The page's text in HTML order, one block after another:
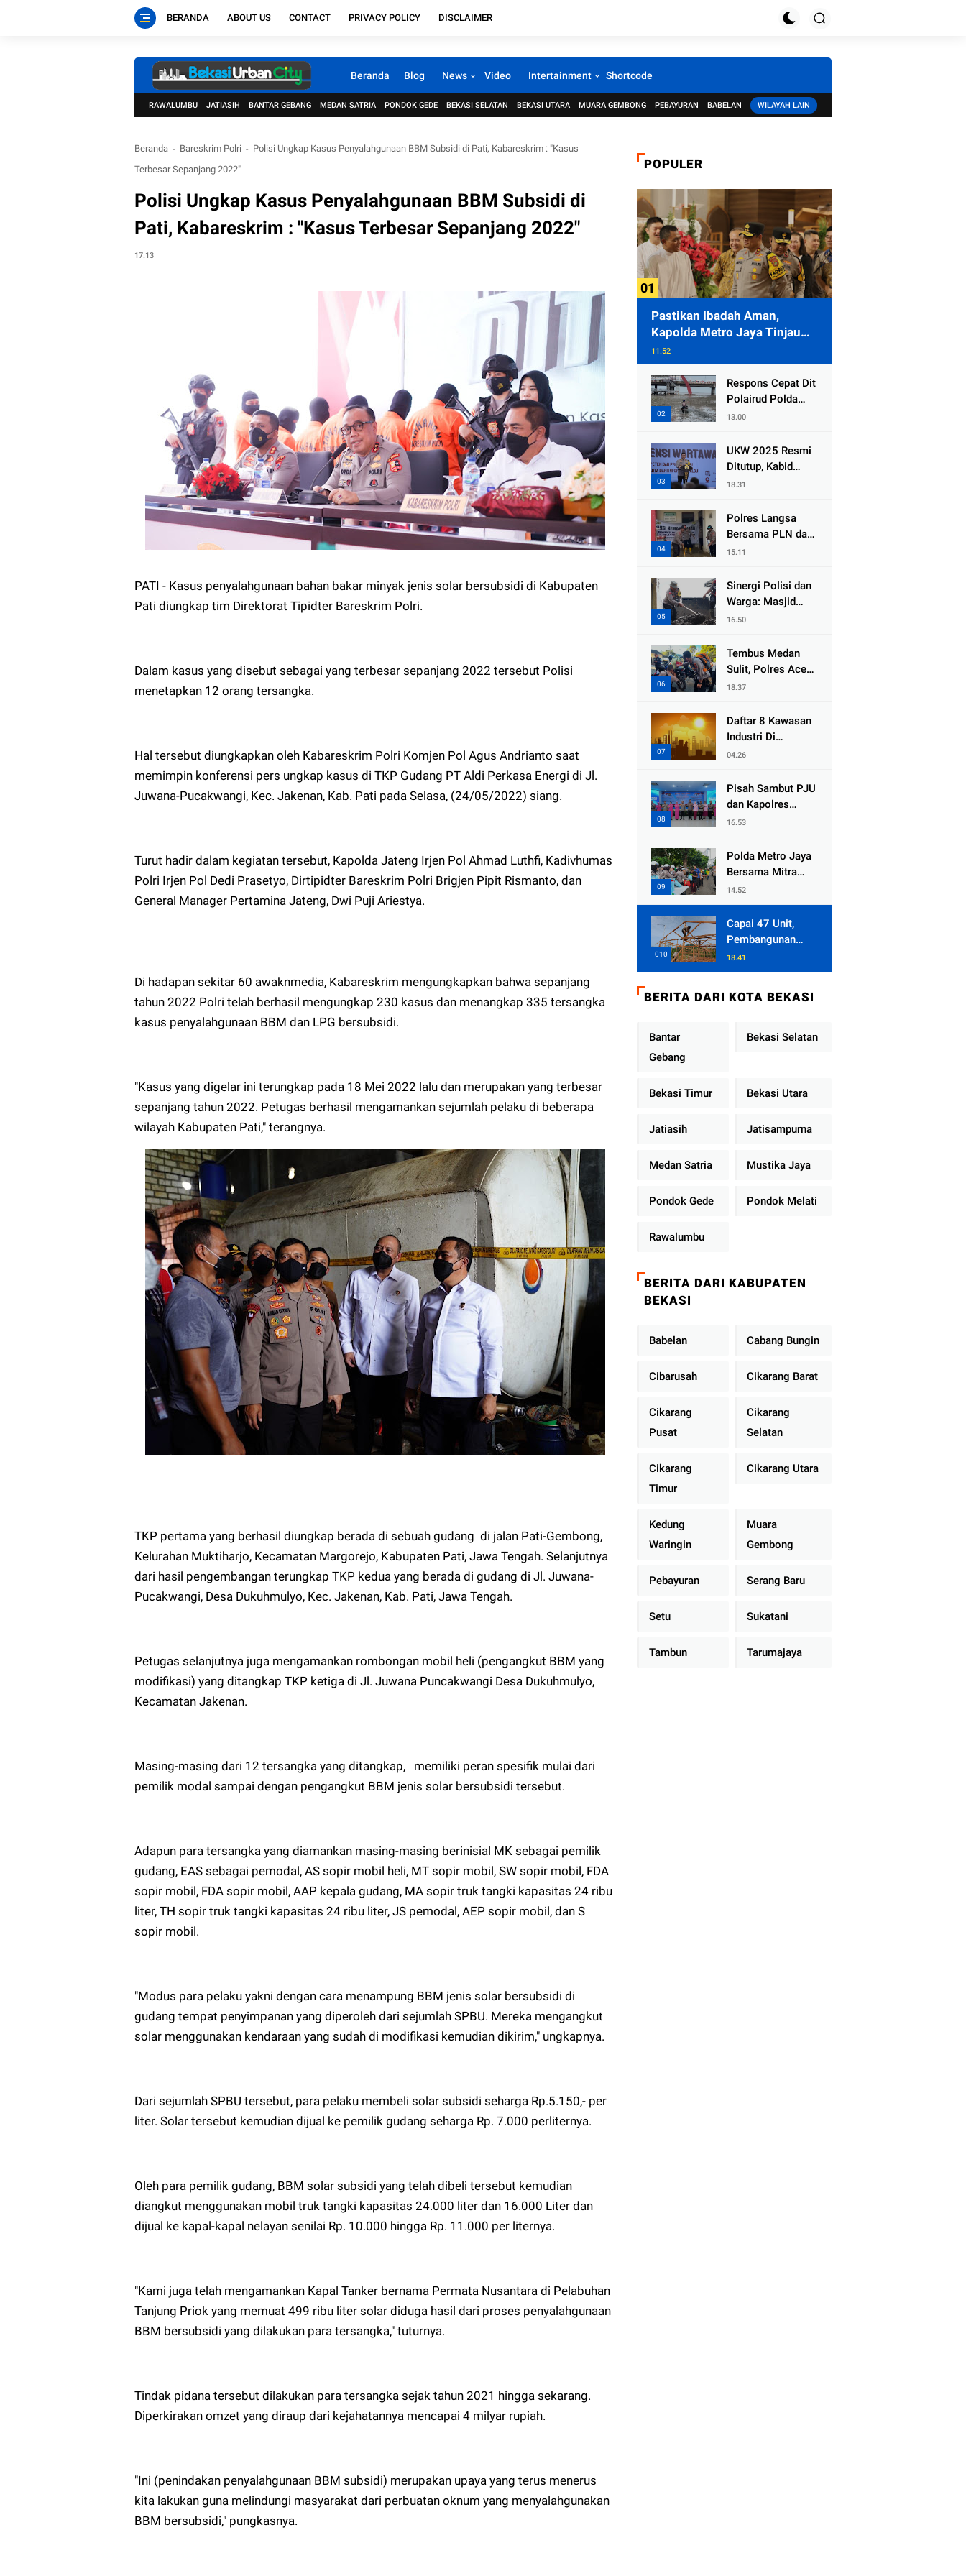
BERANDA ABOUT US CONTACT PRIVACY POLICY DISCLAIMER
Beranda Blog News Video Intertainment Shortcode
RAWALUMBU JATIASIH BANTAR GEBANG MEDAN SATRIA PONDOK GEDE BEKASI SELATAN BEKASI UTARA MUARA GEMBONG PEBAYURAN BABELAN WILAYAH LAIN
Beranda Bareskrim Polri
Polisi Ungkap Kasus Penyalahgunaan BBM Subsidi di Pati, Kabareskrim : "Kasus
Terbesar Sepanjang 2022"
Polisi Ungkap Kasus Penyalahgunaan BBM Subsidi di
Pati, Kabareskrim : "Kasus Terbesar Sepanjang 2022"
17.13
PATI - Kasus penyalahgunaan bahan bakar minyak jenis solar bersubsidi di Kabupaten
Pati diungkap tim Direktorat Tipidter Bareskrim Polri.
Dalam kasus yang disebut sebagai yang terbesar sepanjang 2022 tersebut Polisi
menetapkan 12 orang tersangka.
Hal tersebut diungkapkan oleh Kabareskrim Polri Komjen Pol Agus Andrianto saat
memimpin konferensi pers ungkap kasus di TKP Gudang PT Aldi Perkasa Energi di Jl.
Juwana-Pucakwangi, Kec. Jakenan, Kab. Pati pada Selasa, (24/05/2022) siang.
Turut hadir dalam kegiatan tersebut, Kapolda Jateng Irjen Pol Ahmad Luthfi, Kadivhumas
Polri Irjen Pol Dedi Prasetyo, Dirtipidter Bareskrim Polri Brigjen Pipit Rismanto, dan
General Manager Pertamina Jateng, Dwi Puji Ariestya.
Di hadapan sekitar 60 awaknmedia, Kabareskrim mengungkapkan bahwa sepanjang
tahun 2022 Polri telah berhasil mengungkap 230 kasus dan menangkap 335 tersangka
kasus penyalahgunaan BBM dan LPG bersubsidi.
"Kasus yang digelar ini terungkap pada 18 Mei 2022 lalu dan merupakan yang terbesar
sepanjang tahun 2022. Petugas berhasil mengamankan sejumlah pelaku di beberapa
wilayah Kabupaten Pati," terangnya.
TKP pertama yang berhasil diungkap berada di sebuah gudang di jalan Pati-Gembong,
Kelurahan Muktiharjo, Kecamatan Margorejo, Kabupaten Pati, Jawa Tengah. Selanjutnya
dari hasil pengembangan terungkap TKP kedua yang berada di gudang di Jl. Juwana-
Pucakwangi, Desa Dukuhmulyo, Kec. Jakenan, Kab. Pati, Jawa Tengah.
Petugas selanjutnya juga mengamankan rombongan mobil heli (pengangkut BBM yang
modifikasi) yang ditangkap TKP ketiga di Jl. Juwana Puncakwangi Desa Dukuhmulyo,
Kecamatan Jakenan.
Masing-masing dari 12 tersangka yang ditangkap, memiliki peran spesifik mulai dari
pemilik modal sampai dengan pengangkut BBM jenis solar bersubsidi tersebut.
Adapun para tersangka yang diamankan masing-masing berinisial MK sebagai pemilik
gudang, EAS sebagai pemodal, AS sopir mobil heli, MT sopir mobil, SW sopir mobil, FDA
sopir mobil, FDA sopir mobil, AAP kepala gudang, MA sopir truk tangki kapasitas 24 ribu
liter, TH sopir truk tangki kapasitas 24 ribu liter, JS pemodal, AEP sopir mobil, dan S
sopir mobil.
"Modus para pelaku yakni dengan cara menampung BBM jenis solar bersubsidi di
gudang tempat penyimpanan yang diperoleh dari sejumlah SPBU. Mereka mengangkut
solar menggunakan kendaraan yang sudah di modifikasi kemudian dikirim," ungkapnya.
Dari sejumlah SPBU tersebut, para pelaku membeli solar subsidi seharga Rp.5.150,- per
liter. Solar tersebut kemudian dijual ke pemilik gudang seharga Rp. 7.000 perliternya.
Oleh para pemilik gudang, BBM solar subsidi yang telah dibeli tersebut kemudian
diangkut menggunakan mobil truk tangki kapasitas 24.000 liter dan 16.000 Liter dan
dijual ke kapal-kapal nelayan senilai Rp. 10.000 hingga Rp. 11.000 per liternya.
"Kami juga telah mengamankan Kapal Tanker bernama Permata Nusantara di Pelabuhan
Tanjung Priok yang memuat 499 ribu liter solar diduga hasil dari proses penyalahgunaan
BBM bersubsidi yang dilakukan para tersangka," tuturnya.
Tindak pidana tersebut dilakukan para tersangka sejak tahun 2021 hingga sekarang.
Diperkirakan omzet yang diraup dari kejahatannya mencapai 4 milyar rupiah.
"Ini (penindakan penyalahgunaan BBM subsidi) merupakan upaya yang terus menerus
kita lakukan guna melindungi masyarakat dari perbuatan oknum yang menyalahgunakan
BBM bersubsidi," pungkasnya.
POPULER
Pastikan Ibadah Aman,
Kapolda Metro Jaya Tinjau
Pengamanan Gereja di Kelapa
Gading
11.52
Respons Cepat Dit
Polairud Polda
Jatim Selamatkan
Lumpur di Wisata
Kenjeran
13.00
UKW 2025 Resmi
Ditutup, Kabid
Humas PMJ: Pers
Strategis Polri
Tangkal Hoaks
18.31
Polres Langsa
Bersama PLN dan
Warga
Kemanusiaan
Pascabanjir di
15.11
Sinergi Polisi dan
Warga: Masjid
Syuhada, Bener
dari Duka Bencana
16.50
Tembus Medan
Sulit, Polres Aceh
Tengah
Sembako dan
Sling Baja ke
18.37
Daftar 8 Kawasan
Industri Di
Kabupaten Bekasi,
Cinlok Juga Ada
Gak ?
04.26
Pisah Sambut PJU
dan Kapolres
Jajaran, Kapolda
Tekankan
Pelayanan Publik
16.53
Polda Metro Jaya
Bersama Mitra
Gelar Jumat
Peduli Tingkatkan
Kepedulian Sosial
14.52
Capai 47 Unit,
Pembangunan
Huntara Sat
Brimob Polda
Berjalan di Pauh
18.41
BERITA DARI KOTA BEKASI
Bantar
Gebang
Bekasi Selatan
Bekasi Timur Bekasi Utara
Jatiasih Jatisampurna
Medan Satria Mustika Jaya
Pondok Gede Pondok Melati
Rawalumbu
BERITA DARI KABUPATEN
BEKASI
Babelan Cabang Bungin
Cibarusah Cikarang Barat
Cikarang
Pusat
Cikarang
Selatan
Cikarang
Timur
Cikarang Utara
Kedung
Waringin
Muara
Gembong
Pebayuran Serang Baru
Setu Sukatani
Tambun Tarumajaya